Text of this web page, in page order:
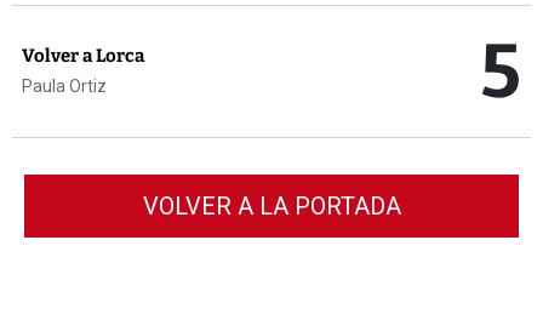
Volver a Lorca
Paula Ortiz 5
VOLVER A LA PORTADA